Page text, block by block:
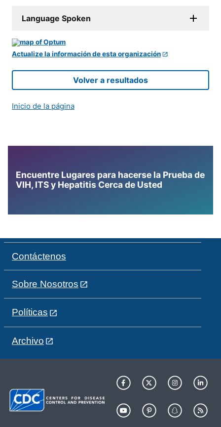
Language Spoken
Actualize la información de esta organización
Volver a resultados
Inicio de la página
Encuentre Lugares para hacerse la Prueba de
VIH, ITS y Hepatitis Cerca de Usted
Contáctenos
Sobre Nosotros
Políticas
Archivo